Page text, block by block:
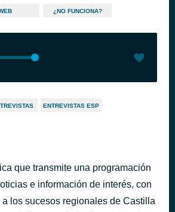
¿NO FUNCIONA?
ENTREVISTAS ESP
que transmite una programación
e información de interés, con
los sucesos regionales de Castilla